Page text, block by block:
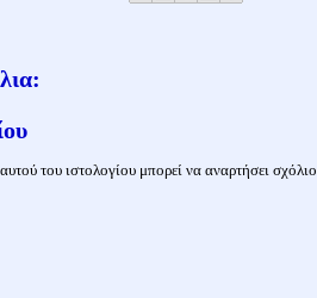
του ιστολογίου μπορεί να αναρτήσει σχόλιο.